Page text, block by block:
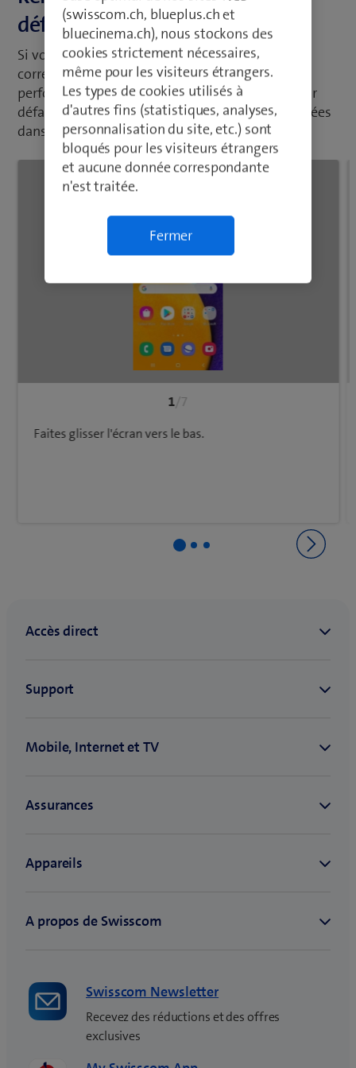
défaut
Si votre portable est lent ou ne fonctionne pas
correctement, vous pouvez parfois améliorer les
performances en réinitialisant les paramètres par
défaut. Les configurations que vous avez effectuées
dans votre portable sont alors effacées.
1 /7
Faites glisser l'écran vers le bas.
Swisscom Newsletter
Recevez des réductions et des offres
exclusives
(swisscom.ch, blueplus.ch et
bluecinema.ch), nous stockons des
cookies strictement nécessaires,
même pour les visiteurs étrangers.
Les types de cookies utilisés à
d'autres fins (statistiques, analyses,
personnalisation du site, etc.) sont
bloqués pour les visiteurs étrangers
et aucune donnée correspondante
n'est traitée.
Fermer